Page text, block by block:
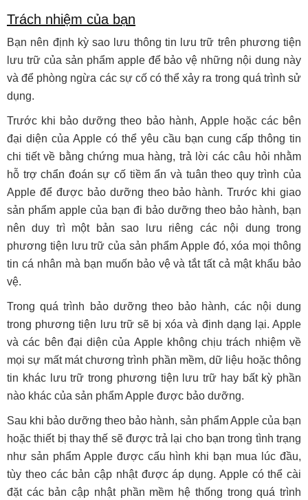
Trách nhiệm của bạn
Bạn nên định kỳ sao lưu thông tin lưu trữ trên phương tiện
lưu trữ của sản phẩm apple để bảo vệ những nội dung này
và để phòng ngừa các sự cố có thể xảy ra trong quá trình sử
dụng.
Trước khi bảo dưỡng theo bảo hành, Apple hoặc các bên
đại diện của Apple có thể yêu cầu bạn cung cấp thông tin
chi tiết về bằng chứng mua hàng, trả lời các câu hỏi nhằm
hỗ trợ chẩn đoán sự cố tiềm ẩn và tuân theo quy trình của
Apple để được bảo dưỡng theo bảo hành. Trước khi giao
sản phẩm apple của bạn đi bảo dưỡng theo bảo hành, bạn
nên duy trì một bản sao lưu riêng các nội dung trong
phương tiện lưu trữ của sản phẩm Apple đó, xóa mọi thông
tin cá nhân mà bạn muốn bảo vệ và tắt tất cả mật khẩu bảo
vệ.
Trong quá trình bảo dưỡng theo bảo hành, các nội dung
trong phương tiện lưu trữ sẽ bị xóa và định dạng lại. Apple
và các bên đại diện của Apple không chịu trách nhiệm về
mọi sự mất mát chương trình phần mềm, dữ liệu hoặc thông
tin khác lưu trữ trong phương tiện lưu trữ hay bất kỳ phần
nào khác của sản phẩm Apple được bảo dưỡng.
Sau khi bảo dưỡng theo bảo hành, sản phẩm Apple của bạn
hoặc thiết bị thay thế sẽ được trả lại cho bạn trong tình trạng
như sản phẩm Apple được cấu hình khi bạn mua lúc đầu,
tùy theo các bản cập nhật được áp dụng. Apple có thể cài
đặt các bản cập nhật phần mềm hệ thống trong quá trình